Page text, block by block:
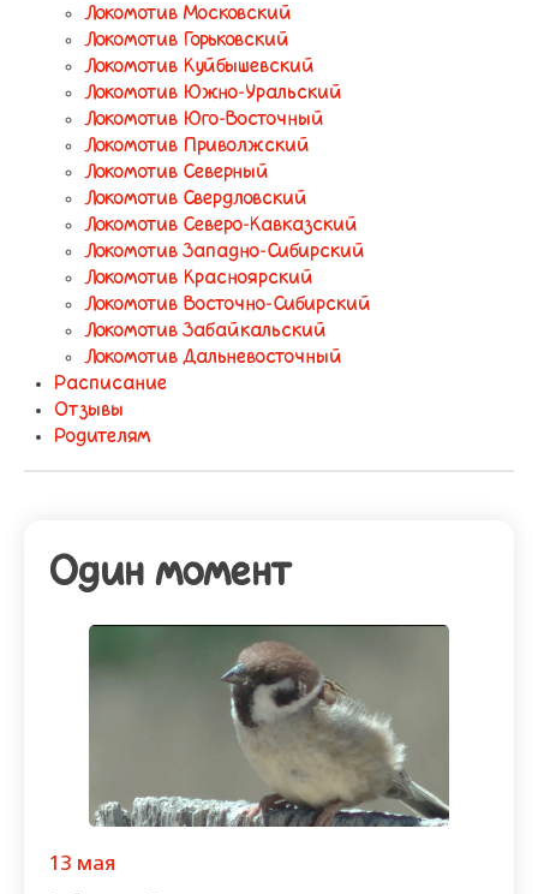
Локомотив Московский
Локомотив Горьковский
Локомотив Куйбышевский
Локомотив Южно-Уральский
Локомотив Юго-Восточный
Локомотив Приволжский
Локомотив Северный
Локомотив Свердловский
Локомотив Северо-Кавказский
Локомотив Западно-Сибирский
Локомотив Красноярский
Локомотив Восточно-Сибирский
Локомотив Забайкальский
Локомотив Дальневосточный
Расписание
Отзывы
Родителям
Один момент
13 мая